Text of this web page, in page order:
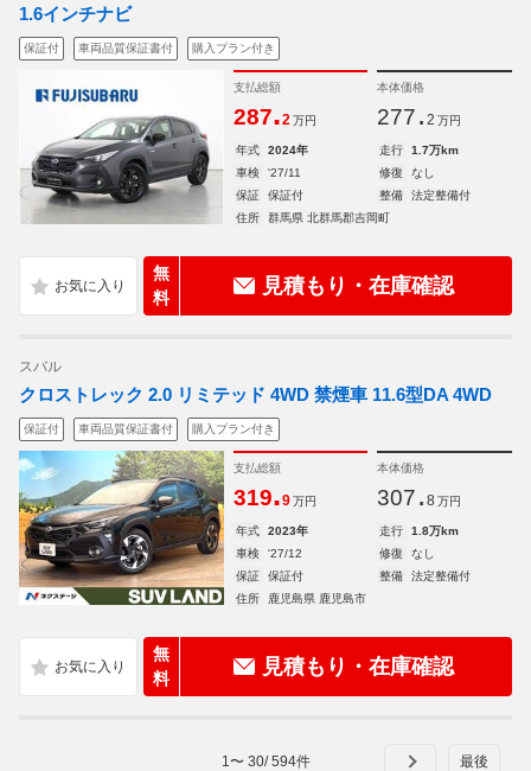
1.6インチナビ
保証付 車両品質保証書付 購入プラン付き
支払総額
287.2 万円
本体価格
277. 2 万円
年式 2024年 走行
1.7万km
車検
'27/11 修復
なし
保証
保証付 整備
法定整備付
住所
群馬県 北群馬郡吉岡町
無
料
見積もり・在庫確認
スバル
クロストレック 2.0 リミテッド 4WD 禁煙車 11.6型DA 4WD
保証付 車両品質保証書付 購入プラン付き
支払総額
319.9 万円
本体価格
307. 8 万円
年式 2023年 走行
1.8万km
車検
'27/12 修復
なし
保証
保証付 整備
法定整備付
住所
鹿児島県 鹿児島市
無
料
見積もり・在庫確認
1 〜 30/594件